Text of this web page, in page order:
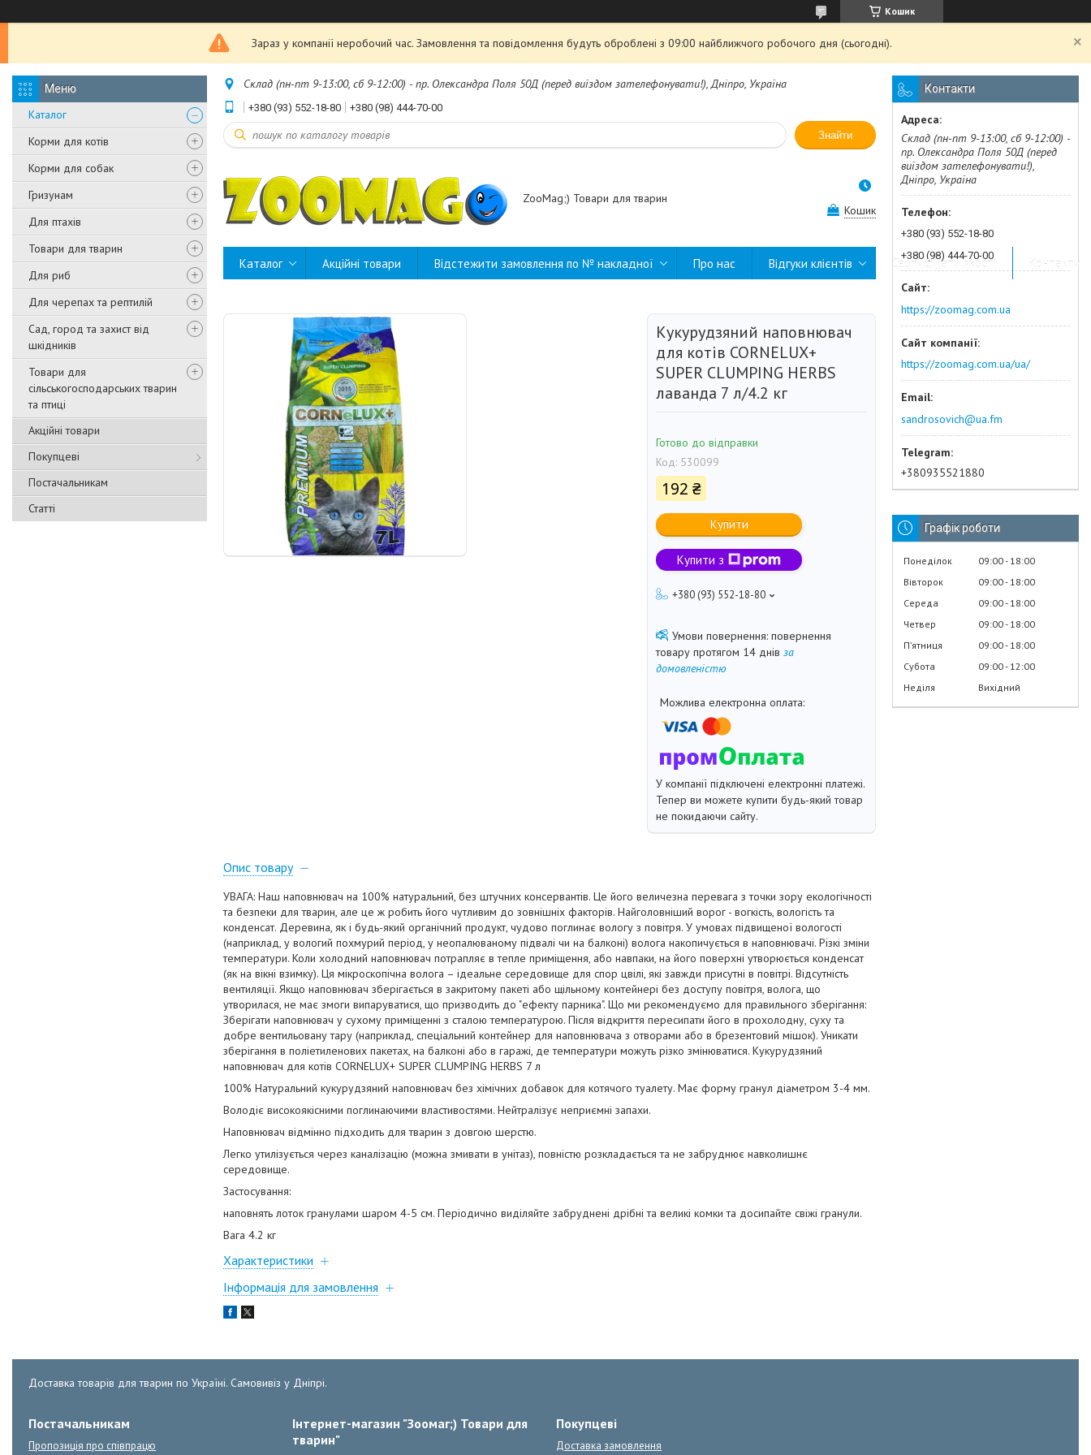
Кошик
Зараз у компанії неробочий час. Замовлення та повідомлення будуть оброблені з 09:00 найближчого робочого дня (сьогодні).
Каталог
Корми для котів
Корми для собак
Гризунам
Для птахів
Товари для тварин
Для риб
Для черепах та рептилій
Сад, город та захист від
шкідників
Товари для
сільськогосподарських тварин
та птиці
Акційні товари
Покупцеві
Постачальникам
Статті
Склад (пн-пт 9-13:00, сб 9-12:00) - пр. Олександра Поля 50Д (перед виїздом зателефонувати!), Дніпро, Україна
+380 (93) 552-18-80 +380 (98) 444-70-00
Знайти
ZooMag;) Товари для тварин
Кошик
Каталог Акційні товари Відстежити замовлення по № накладної Про нас Відгуки клієнтів Сертифікати якості Контакти
Кукурудзяний наповнювач
для котів CORNELUX+
SUPER CLUMPING HERBS
лаванда 7 л/4.2 кг
Готово до відправки
Код: 530099
192 ₴
Купити
Купити з
+380 (93) 552-18-80
повернення
товару протягом 14 днів за
домовленістю
У компанії підключені електронні платежі.
Тепер ви можете купити будь-який товар
не покидаючи сайту.
Опис товару
УВАГА: Наш наповнювач на 100% натуральний, без штучних консервантів. Це його величезна перевага з точки зору екологічності
та безпеки для тварин, але це ж робить його чутливим до зовнішніх факторів. Найголовніший ворог - вогкість, вологість та
конденсат. Деревина, як і будь-який органічний продукт, чудово поглинає вологу з повітря. У умовах підвищеної вологості
(наприклад, у вологий похмурий період, у неопалюваному підвалі чи на балконі) волога накопичується в наповнювачі. Різкі зміни
температури. Коли холодний наповнювач потрапляє в тепле приміщення, або навпаки, на його поверхні утворюється конденсат
(як на вікні взимку). Ця мікроскопічна волога – ідеальне середовище для спор цвілі, які завжди присутні в повітрі. Відсутність
вентиляції. Якщо наповнювач зберігається в закритому пакеті або щільному контейнері без доступу повітря, волога, що
утворилася, не має змоги випаруватися, що призводить до "ефекту парника". Що ми рекомендуємо для правильного зберігання:
Зберігати наповнювач у сухому приміщенні з сталою температурою. Після відкриття пересипати його в прохолодну, суху та
добре вентильовану тару (наприклад, спеціальний контейнер для наповнювача з отворами або в брезентовий мішок). Уникати
зберігання в поліетиленових пакетах, на балконі або в гаражі, де температури можуть різко змінюватися. Кукурудзяний
наповнювач для котів CORNELUX+ SUPER CLUMPING HERBS 7 л
100% Натуральний кукурудзяний наповнювач без хімічних добавок для котячого туалету. Має форму гранул діаметром 3-4 мм.
Володіє високоякісними поглинаючими властивостями. Нейтралізує неприємні запахи.
Наповнювач відмінно підходить для тварин з довгою шерстю.
Легко утилізується через каналізацію (можна змивати в унітаз), повністю розкладається та не забруднює навколишнє
середовище.
Застосування:
наповнять лоток гранулами шаром 4-5 см. Періодично виділяйте забруднені дрібні та великі комки та досипайте свіжі гранули.
Вага 4.2 кг
Характеристики
Інформація для замовлення
Контакти
Склад (пн-пт 9-13:00, сб 9-12:00) -
пр. Олександра Поля 50Д (перед
виїздом зателефонувати!),
Дніпро, Україна
+380 (93) 552-18-80
+380 (98) 444-70-00
https://zoomag.com.ua
https://zoomag.com.ua/ua/
sandrosovich@ua.fm
+380935521880
Графік роботи
Понеділок 09:00 18:00
Вівторок
09:00 18:00
Середа
09:00 18:00
Четвер
09:00 18:00
Пʼятниця
09:00 18:00
Субота
09:00 12:00
Неділя
Вихідний
Доставка товарів для тварин по Україні. Самовивіз у Дніпрі.
Постачальникам
Пропозиція про співпрацю
Інтернет-магазин "Зоомаг;) Товари для
тварин"
Покупцеві
Доставка замовлення